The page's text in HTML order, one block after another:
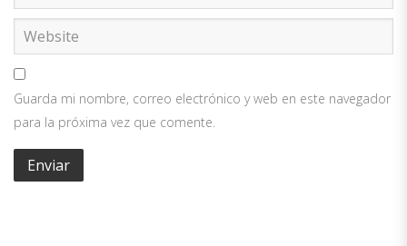
Guarda mi nombre, correo electrónico y web en este navegador
para la próxima vez que comente.